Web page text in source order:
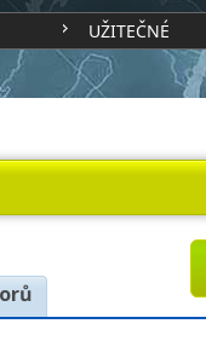
UŽITEČNÉ